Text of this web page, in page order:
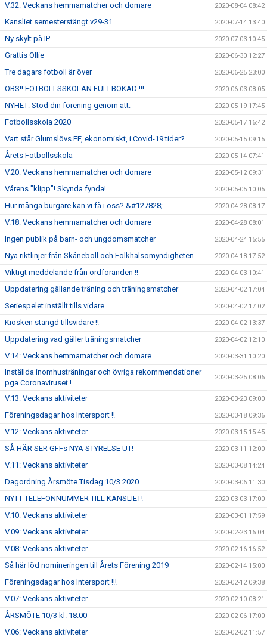
V.32: Veckans hemmamatcher och domare 2020-08-04 08:42
Kansliet semesterstängt v29-31 2020-07-14 13:40
Ny skylt på IP 2020-07-03 10:45
Grattis Ollie 2020-06-30 12:27
Tre dagars fotboll är över 2020-06-25 23:00
OBS!! FOTBOLLSSKOLAN FULLBOKAD !!! 2020-06-03 08:05
NYHET: Stöd din förening genom att: 2020-05-19 17:45
Fotbollsskola 2020 2020-05-17 16:42
Vart står Glumslövs FF, ekonomiskt, i Covid-19 tider? 2020-05-15 09:15
Årets Fotbollsskola 2020-05-14 07:41
V.20: Veckans hemmamatcher och domare 2020-05-12 09:31
Vårens "klipp"! Skynda fynda! 2020-05-05 10:05
Hur många burgare kan vi få i oss? &#127828; 2020-04-28 08:17
V.18: Veckans hemmamatcher och domare 2020-04-28 08:01
Ingen publik på barn- och ungdomsmatcher 2020-04-24 15:55
Nya riktlinjer från Skåneboll och Folkhälsomyndigheten 2020-04-18 17:52
Viktigt meddelande från ordföranden !! 2020-04-03 10:41
Uppdatering gällande träning och träningsmatcher 2020-04-02 17:04
Seriespelet inställt tills vidare 2020-04-02 17:02
Kiosken stängd tillsvidare !! 2020-04-02 13:37
Uppdatering vad gäller träningsmatcher 2020-04-02 12:10
V.14: Veckans hemmamatcher och domare 2020-03-31 10:20
Inställda inomhusträningar och övriga rekommendationer
pga Coronaviruset !
2020-03-25 08:06
V.13: Veckans aktiviteter 2020-03-23 09:00
Föreningsdagar hos Intersport !! 2020-03-18 09:36
V.12: Veckans aktiviteter 2020-03-15 15:45
SÅ HÄR SER GFFs NYA STYRELSE UT! 2020-03-11 12:00
V.11: Veckans aktiviteter 2020-03-08 14:24
Dagordning Årsmöte Tisdag 10/3 2020 2020-03-06 11:30
NYTT TELEFONNUMMER TILL KANSLIET! 2020-03-03 17:00
V.10: Veckans aktiviteter 2020-03-01 17:59
V.09: Veckans aktiviteter 2020-02-23 16:04
V.08: Veckans aktiviteter 2020-02-16 16:52
Så här löd nomineringen till Årets Förening 2019 2020-02-14 15:00
Föreningsdagar hos Intersport !!! 2020-02-12 09:38
V.07: Veckans aktiviteter 2020-02-10 08:21
ÅRSMÖTE 10/3 kl. 18.00 2020-02-06 17:00
V.06: Veckans aktiviteter 2020-02-02 11:57